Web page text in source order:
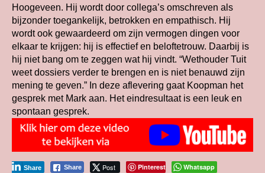
Hoogeveen. Hij wordt door collega’s omschreven als
bijzonder toegankelijk, betrokken en empathisch. Hij
wordt ook gewaardeerd om zijn vermogen dingen voor
elkaar te krijgen: hij is effectief en beloftetrouw. Daarbij is
hij niet bang om te zeggen wat hij vindt. “Wethouder Tuit
weet dossiers verder te brengen en is niet benauwd zijn
mening te geven.” In deze aflevering gaat Koopman het
gesprek met Mark aan. Het eindresultaat is een leuk en
spontaan gesprek.
Share Post
Share Pinterest Whatsapp